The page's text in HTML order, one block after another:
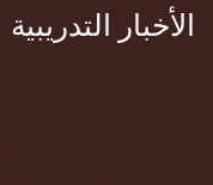
الأخبار التدريبية